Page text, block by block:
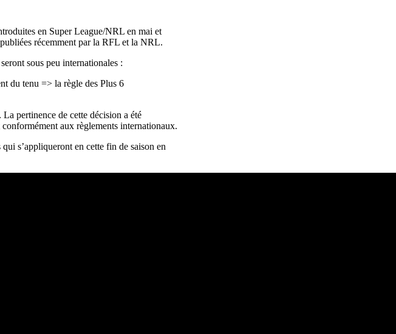
en Super League/NRL en mai et
récemment par la RFL et la NRL.
sous peu internationales :
du tenu => la règle des Plus 6
pertinence de cette décision a été
aux règlements internationaux.
s’appliqueront en cette fin de saison en